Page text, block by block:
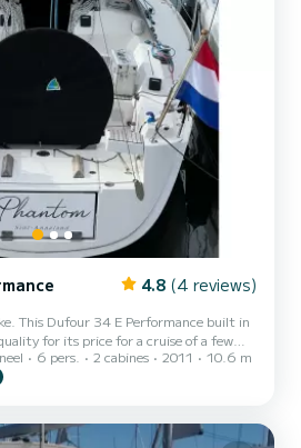
4.8 (4 reviews)
This Dufour 34 E Performance built in
for its price for a cruise of a few
With an overall length of 11 meters, it
uitgerust met1 toilet met douche. Deze boot is...
6 pers. 2 cabines 2011 10.6 m